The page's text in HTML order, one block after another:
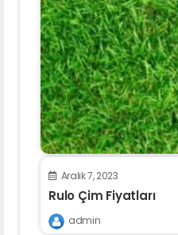
Aralık 7, 2023
Rulo Çim Fiyatları
admin